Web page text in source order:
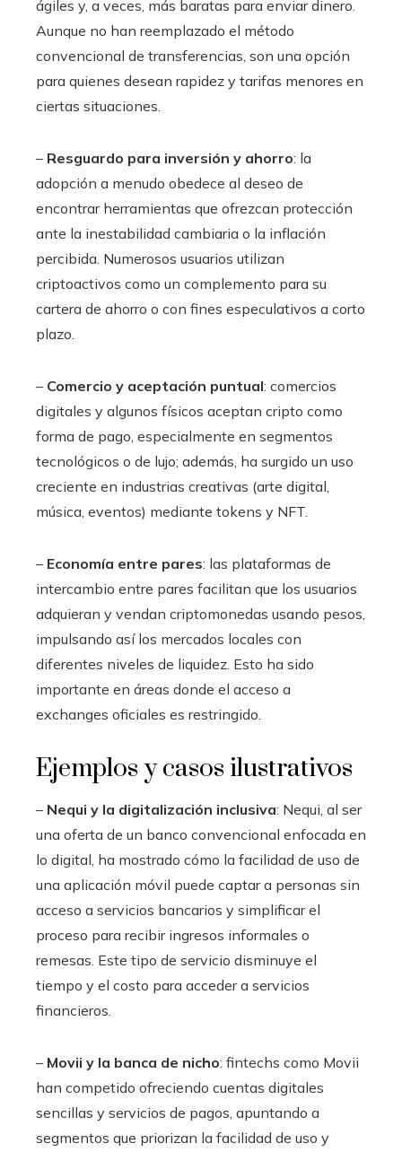
ágiles y, a veces, más baratas para enviar dinero.
Aunque no han reemplazado el método
convencional de transferencias, son una opción
para quienes desean rapidez y tarifas menores en
ciertas situaciones.
– Resguardo para inversión y ahorro: la
adopción a menudo obedece al deseo de
encontrar herramientas que ofrezcan protección
ante la inestabilidad cambiaria o la inflación
percibida. Numerosos usuarios utilizan
criptoactivos como un complemento para su
cartera de ahorro o con fines especulativos a corto
plazo.
– Comercio y aceptación puntual: comercios
digitales y algunos físicos aceptan cripto como
forma de pago, especialmente en segmentos
tecnológicos o de lujo; además, ha surgido un uso
creciente en industrias creativas (arte digital,
música, eventos) mediante tokens y NFT.
– Economía entre pares: las plataformas de
intercambio entre pares facilitan que los usuarios
adquieran y vendan criptomonedas usando pesos,
impulsando así los mercados locales con
diferentes niveles de liquidez. Esto ha sido
importante en áreas donde el acceso a
exchanges oficiales es restringido.
Ejemplos y casos ilustrativos
– Nequi y la digitalización inclusiva: Nequi, al ser
una oferta de un banco convencional enfocada en
lo digital, ha mostrado cómo la facilidad de uso de
una aplicación móvil puede captar a personas sin
acceso a servicios bancarios y simplificar el
proceso para recibir ingresos informales o
remesas. Este tipo de servicio disminuye el
tiempo y el costo para acceder a servicios
financieros.
– Movii y la banca de nicho: fintechs como Movii
han competido ofreciendo cuentas digitales
sencillas y servicios de pagos, apuntando a
segmentos que priorizan la facilidad de uso y